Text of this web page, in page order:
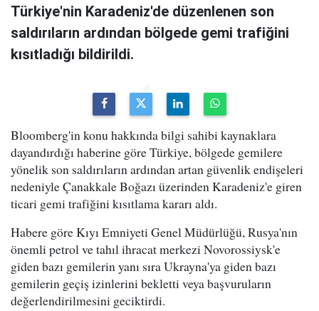
Türkiye'nin Karadeniz'de düzenlenen son
saldırıların ardından bölgede gemi trafiğini
kısıtladığı bildirildi.
Bloomberg'in konu hakkında bilgi sahibi kaynaklara
dayandırdığı haberine göre Türkiye, bölgede gemilere
yönelik son saldırıların ardından artan güvenlik endişeleri
nedeniyle Çanakkale Boğazı üzerinden Karadeniz'e giren
ticari gemi trafiğini kısıtlama kararı aldı.
Habere göre Kıyı Emniyeti Genel Müdürlüğü, Rusya'nın
önemli petrol ve tahıl ihracat merkezi Novorossiysk'e
giden bazı gemilerin yanı sıra Ukrayna'ya giden bazı
gemilerin geçiş izinlerini bekletti veya başvuruların
değerlendirilmesini geciktirdi.